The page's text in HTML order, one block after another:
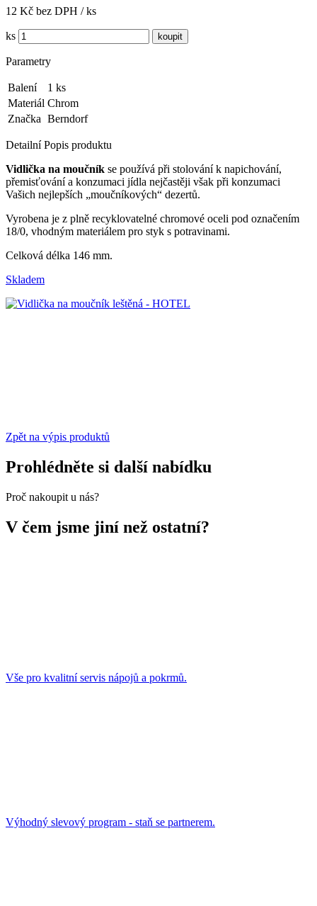
12 Kč bez DPH / ks
ks
Parametry
Balení
1 ks
Materiál Chrom
Značka Berndorf
Detailní Popis produktu
Vidlička na moučník se používá při stolování k napichování,
přemisťování a konzumaci jídla nejčastěji však při konzumaci
Vašich nejlepších „moučníkových“ dezertů.
Vyrobena je z plně recyklovatelné chromové oceli pod označením
18/0, vhodným materiálem pro styk s potravinami.
Celková délka 146 mm.
Skladem
Zpět na výpis produktů
Prohlédněte si další nabídku
Proč nakoupit u nás?
V čem jsme jiní než ostatní?
Vše pro kvalitní servis nápojů a pokrmů.
Výhodný slevový program - staň se partnerem.